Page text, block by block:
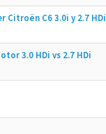
C6 3.0i y 2.7 HDi
3.0 HDi vs 2.7 HDi